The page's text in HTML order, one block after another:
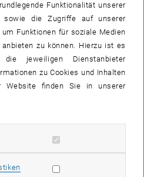
Bild
play an important role in
production – rich in nutrients and
considerable pressure on
same time are a potential source
Funktionalität unserer
sowie die Zugriffe auf unserer
Funktionen für soziale Medien
zu können. Hierzu ist es
jeweiligen Dienstanbieter
zu Cookies und Inhalten
Website finden Sie in unserer
Cookies zulassen
Statistik Cookies zulassen